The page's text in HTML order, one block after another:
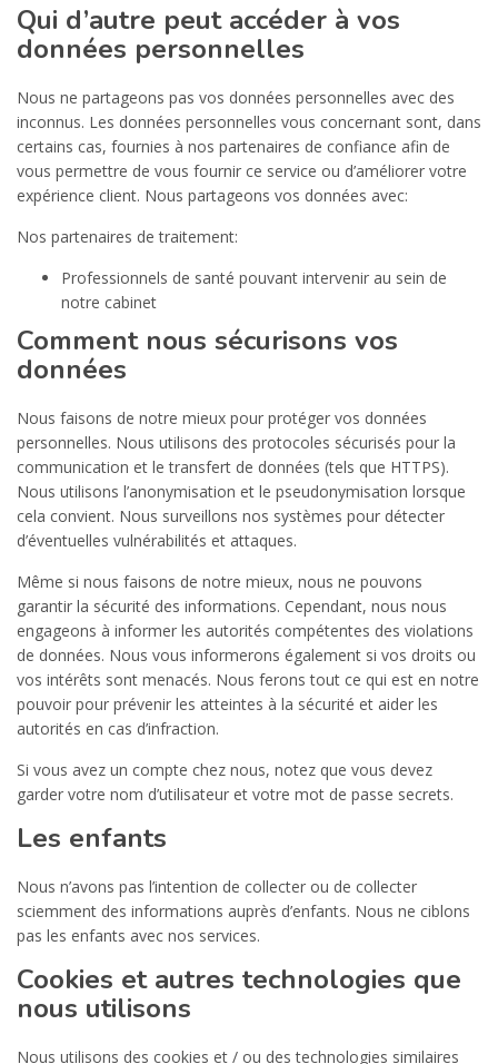
Qui d’autre peut accéder à vos
données personnelles
Nous ne partageons pas vos données personnelles avec des
inconnus. Les données personnelles vous concernant sont, dans
certains cas, fournies à nos partenaires de confiance afin de
vous permettre de vous fournir ce service ou d’améliorer votre
expérience client. Nous partageons vos données avec:
Nos partenaires de traitement:
Professionnels de santé pouvant intervenir au sein de
notre cabinet
Comment nous sécurisons vos
données
Nous faisons de notre mieux pour protéger vos données
personnelles. Nous utilisons des protocoles sécurisés pour la
communication et le transfert de données (tels que HTTPS).
Nous utilisons l’anonymisation et le pseudonymisation lorsque
cela convient. Nous surveillons nos systèmes pour détecter
d’éventuelles vulnérabilités et attaques.
Même si nous faisons de notre mieux, nous ne pouvons
garantir la sécurité des informations. Cependant, nous nous
engageons à informer les autorités compétentes des violations
de données. Nous vous informerons également si vos droits ou
vos intérêts sont menacés. Nous ferons tout ce qui est en notre
pouvoir pour prévenir les atteintes à la sécurité et aider les
autorités en cas d’infraction.
Si vous avez un compte chez nous, notez que vous devez
garder votre nom d’utilisateur et votre mot de passe secrets.
Les enfants
Nous n’avons pas l’intention de collecter ou de collecter
sciemment des informations auprès d’enfants. Nous ne ciblons
pas les enfants avec nos services.
Cookies et autres technologies que
nous utilisons
Nous utilisons des cookies et / ou des technologies similaires